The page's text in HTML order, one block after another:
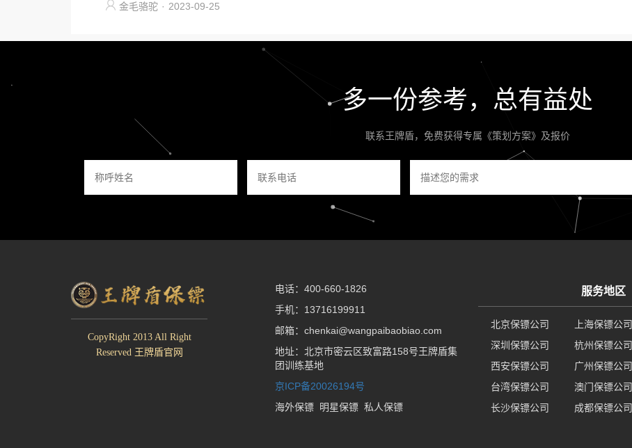
金毛骆驼 · 2023-09-25
多一份参考，总有益处
联系王牌盾，免费获得专属《策划方案》及报价
CopyRight 2013 All Right
Reserved 王牌盾官网
电话：400-660-1826
手机：13716199911
邮箱：chenkai@wangpaibaobiao.com
地址：北京市密云区致富路158号王牌盾集
团训练基地
京ICP备20026194号
海外保镖
明星保镖 私人保镖
服务地区
北京保镖公司 上海保镖公司
深圳保镖公司
杭州保镖公司
西安保镖公司
广州保镖公司
台湾保镖公司
澳门保镖公司
长沙保镖公司
成都保镖公司